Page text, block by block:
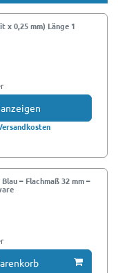
x 0,25 mm) Länge 1
– Flachmaß 32 mm –